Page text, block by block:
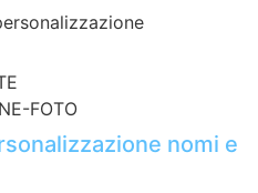
FOTO
nomi e